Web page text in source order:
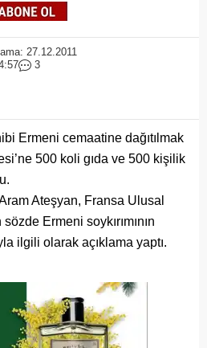
27.12.2011
3
Ermeni cemaatine dağıtılmak
500 koli gıda ve 500 kişilik
Ateşyan, Fransa Ulusal
Ermeni soykırımının
ilgili olarak açıklama yaptı.